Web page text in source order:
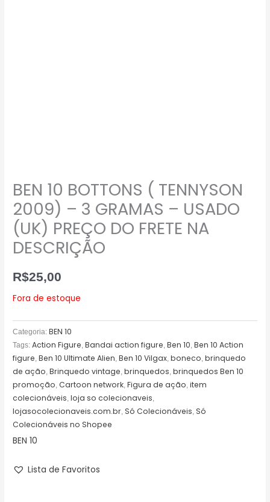
BEN 10 BOTTONS ( TENNYSON
2009) – 3 GRAMAS – USADO
(UK) PREÇO DO FRETE NA
DESCRIÇÃO
R$25,00
Fora de estoque
Categoria:BEN 10
Tags: Action Figure ,Bandai action figure ,Ben 10 ,Ben 10 Action
figure ,Ben 10 Ultimate Alien ,Ben 10 Vilgax ,boneco ,brinquedo
de ação ,Brinquedo vintage ,brinquedos ,brinquedos Ben 10
promoção ,Cartoon network ,Figura de ação ,item
colecionáveis ,loja so colecionaveis
lojasocolecionaveis.com.br ,Só Colecionáveis ,Só
Colecionáveis no Shopee
BEN 10
Lista de Favoritos